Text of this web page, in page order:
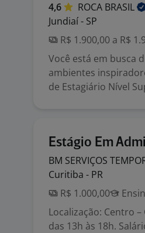
4,6 ROCA BRASIL
Jundiaí - SP
R$ 1.900,00 a R$
Você está em busca
ambientes
de Estagiário Nível
Estágio Em
BM SERVIÇOS
Curitiba - PR
R$ 1.000,00
Localização: Centro
das 13h às 18h.